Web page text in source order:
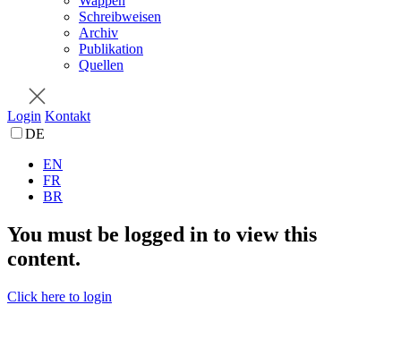
Schreibweisen
Archiv
Publikation
Quellen
Login Kontakt
DE
EN
FR
BR
You must be logged in to view this
content.
Click here to login